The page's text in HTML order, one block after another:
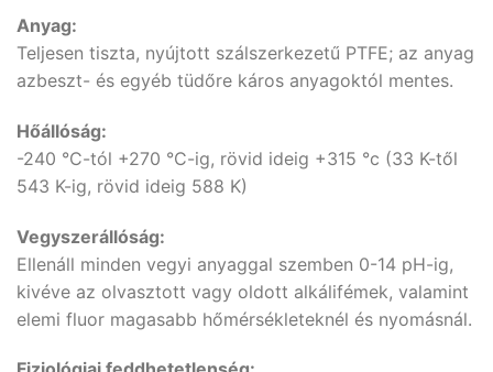
Anyag:
Teljesen tiszta, nyújtott szálszerkezetű PTFE; az anyag
azbeszt- és egyéb tüdőre káros anyagoktól mentes.
Hőállóság:
-240 °C-tól +270 °C-ig, rövid ideig +315 °c (33 K-től
543 K-ig, rövid ideig 588 K)
Vegyszerállóság:
Ellenáll minden vegyi anyaggal szemben 0-14 pH-ig,
kivéve az olvasztott vagy oldott alkálifémek, valamint
elemi fluor magasabb hőmérsékleteknél és nyomásnál.